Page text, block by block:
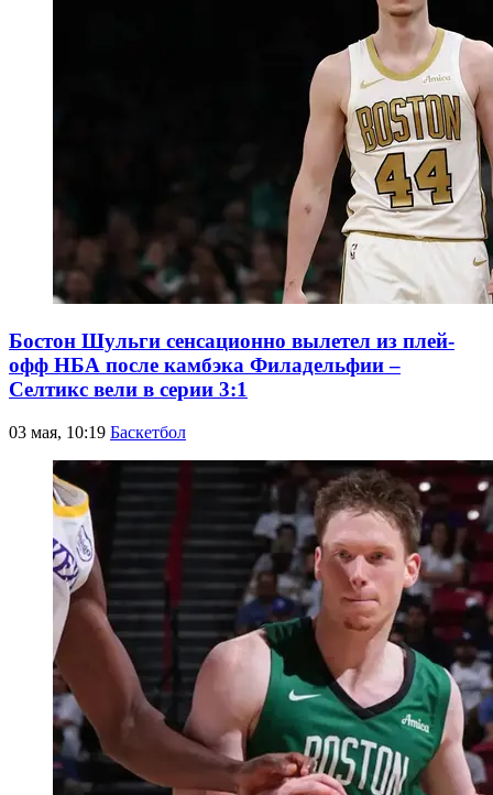
Бостон Шульги сенсационно вылетел из плей-
офф НБА после камбэка Филадельфии –
Селтикс вели в серии 3:1
03 мая, 10:19 Баскетбол